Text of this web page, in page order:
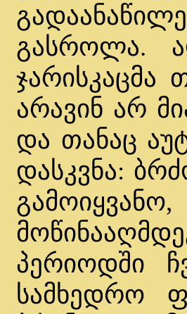
გასროლა.
ჯარისკაცმა
არავინ არ
და თანაც
დასკვნა:
პერიოდში
სამხედრო